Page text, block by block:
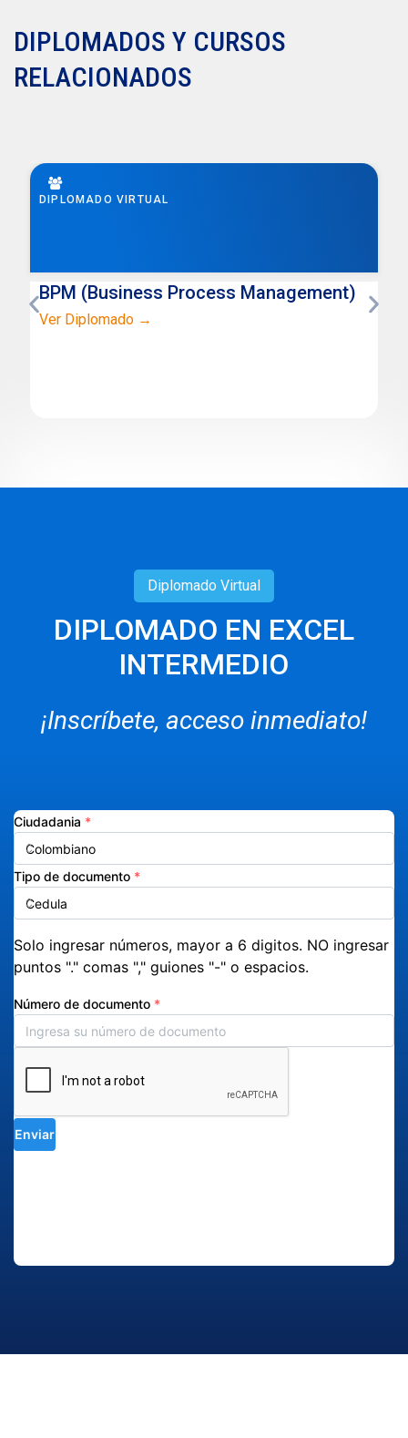
DIPLOMADOS Y CURSOS
RELACIONADOS
DIPLOMADO VIRTUAL
BPM (Business Process Management)
Ver Diplomado →
Diplomado Virtual
DIPLOMADO EN EXCEL
INTERMEDIO
¡Inscríbete, acceso inmediato!